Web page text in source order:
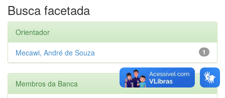
Busca facetada
Orientador
1
Mecawi, André de Souza
Membros da Banca